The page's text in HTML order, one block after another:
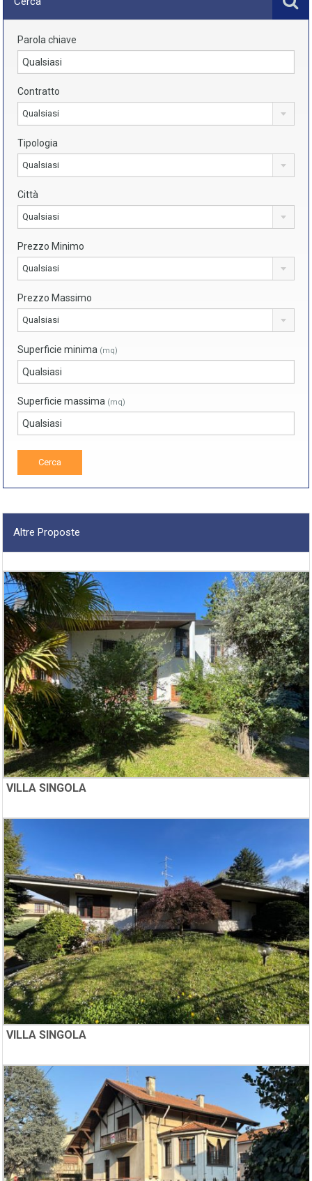
Parola chiave
Contratto
Qualsiasi
Tipologia
Qualsiasi
Città
Qualsiasi
Prezzo Minimo
Qualsiasi
Prezzo Massimo
Qualsiasi
Superficie minima (mq)
Superficie massima (mq)
Altre Proposte
VILLA SINGOLA
VILLA SINGOLA